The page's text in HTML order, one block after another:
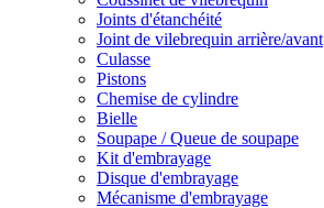
Joints d'étanchéité
Joint de vilebrequin arrière/avant
Culasse
Pistons
Chemise de cylindre
Bielle
Soupape / Queue de soupape
Kit d'embrayage
Disque d'embrayage
Mécanisme d'embrayage